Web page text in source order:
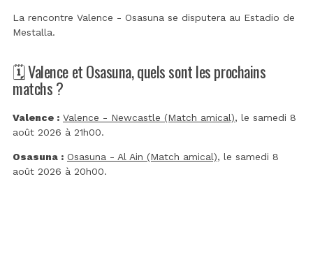
La rencontre Valence - Osasuna se disputera au Estadio de
Mestalla.
🗓️ Valence et Osasuna, quels sont les prochains
matchs ?
Valence : Valence - Newcastle (Match amical), le samedi 8
août 2026 à 21h00.
Osasuna : Osasuna - Al Ain (Match amical), le samedi 8
août 2026 à 20h00.